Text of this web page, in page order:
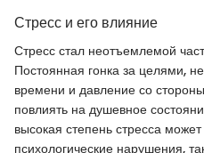
Стресс и его влияние
Стресс стал неотъемлемой
Постоянная гонка за целями,
времени и давление со
повлиять на душевное
высокая степень стресса
психологические нарушения,